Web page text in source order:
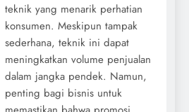
teknik yang menarik perhatian
konsumen. Meskipun tampak
sederhana, teknik ini dapat
meningkatkan volume penjualan
dalam jangka pendek. Namun,
penting bagi bisnis untuk